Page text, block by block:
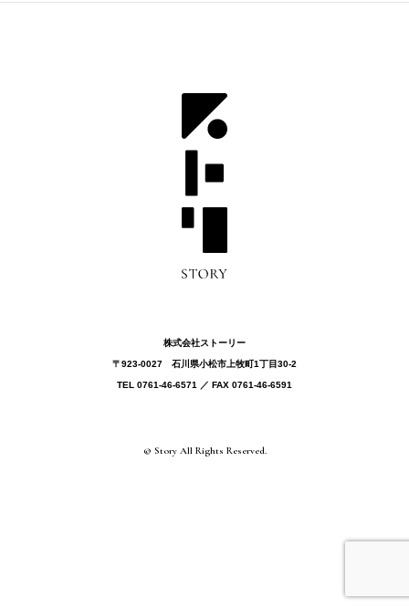
株式会社ストーリー
〒923-0027 ⽯川県⼩松市上牧町1丁目30-2
TEL 0761-46-6571 ／ FAX 0761-46-6591
© Story All Rights Reserved.